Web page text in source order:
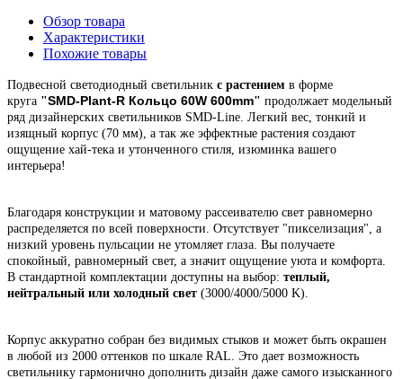
Обзор товара
Характеристики
Похожие товары
Подвесной светодиодный светильник с растением в форме
круга "SMD-Plant-R Кольцо 60W 600mm" продолжает модельный
ряд дизайнерских светильников SMD-Line. Легкий вес, тонкий и
изящный корпус (70 мм), а так же эффектные растения создают
ощущение хай-тека и утонченного стиля, изюминка вашего
интерьера!
Благодаря конструкции и матовому рассеивателю свет равномерно
распределяется по всей поверхности. Отсутствует "пикселизация", а
низкий уровень пульсации не утомляет глаза. Вы получаете
спокойный, равномерный свет, а значит ощущение уюта и комфорта.
В стандартной комплектации доступны на выбор: теплый,
нейтральный или холодный свет (3000/4000/5000 K).
Корпус аккуратно собран без видимых стыков и может быть окрашен
в любой из 2000 оттенков по шкале RAL. Это дает возможность
светильнику гармонично дополнить дизайн даже самого изысканного